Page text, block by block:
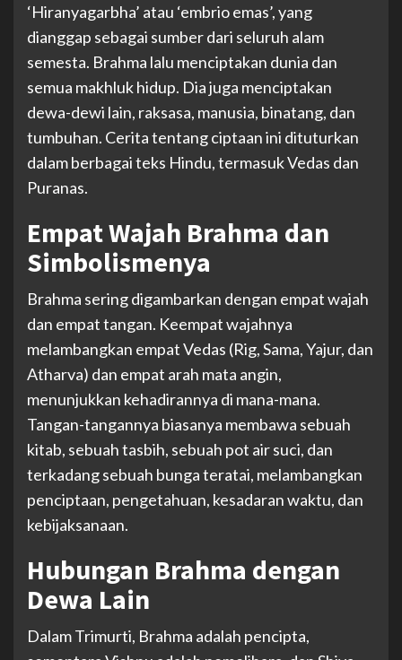
‘Hiranyagarbha’ atau ‘embrio emas’, yang
dianggap sebagai sumber dari seluruh alam
semesta. Brahma lalu menciptakan dunia dan
semua makhluk hidup. Dia juga menciptakan
dewa-dewi lain, raksasa, manusia, binatang, dan
tumbuhan. Cerita tentang ciptaan ini dituturkan
dalam berbagai teks Hindu, termasukVedas dan
Puranas.
Empat Wajah Brahma dan
Simbolismenya
Brahma sering digambarkan dengan empat wajah
dan empat tangan. Keempat wajahnya
melambangkan empat Vedas (Rig, Sama, Yajur, dan
Atharva) dan empat arah mata angin,
menunjukkan kehadirannya di mana-mana.
Tangan-tangannya biasanya membawa sebuah
kitab, sebuah tasbih, sebuah pot air suci, dan
terkadang sebuah bunga teratai, melambangkan
penciptaan, pengetahuan, kesadaran waktu, dan
kebijaksanaan.
Hubungan Brahma dengan
Dewa Lain
Dalam Trimurti, Brahma adalah pencipta,